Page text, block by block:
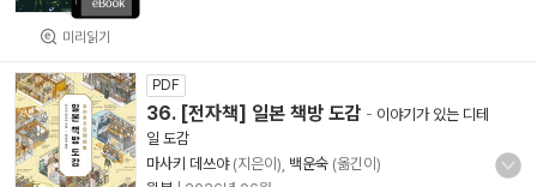
미리읽기
PDF
36. [전자책] 일본 책방 도감 - 이야기가 있는 디테
일 도감
마사키 데쓰야(지은이), 백운숙 (옮긴이)